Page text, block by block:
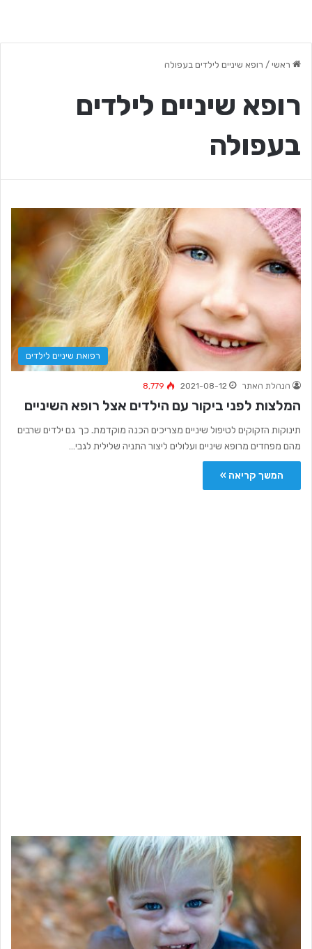
ראשי / רופא שיניים לילדים בעפולה
רופא שיניים לילדים
בעפולה
רפואת שיניים לילדים
הנהלת האתר 2021-08-12
8,779
המלצות לפני ביקור עם הילדים אצל רופא השיניים
תינוקות הזקוקים לטיפול שיניים מצריכים הכנה מוקדמת. כך גם ילדים שרבים
מהם מפחדים מרופא שיניים ועלולים ליצור התניה שלילית לגבי…
המשך קריאה »